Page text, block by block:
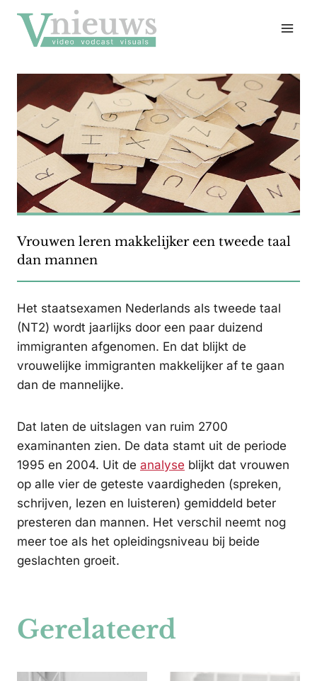
naar
inhoud
Vrouwen leren makkelijker een tweede taal
dan mannen
Het staatsexamen Nederlands als tweede taal
(NT2) wordt jaarlijks door een paar duizend
immigranten afgenomen. En dat blijkt de
vrouwelijke immigranten makkelijker af te gaan
dan de mannelijke.
Dat laten de uitslagen van ruim 2700
examinanten zien. De data stamt uit de periode
1995 en 2004. Uit de analyse blijkt dat vrouwen
op alle vier de geteste vaardigheden (spreken,
schrijven, lezen en luisteren) gemiddeld beter
presteren dan mannen. Het verschil neemt nog
meer toe als het opleidingsniveau bij beide
geslachten groeit.
Gerelateerd